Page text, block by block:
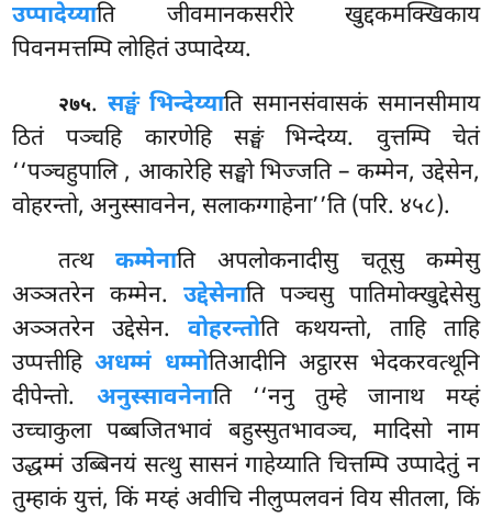
उप्पादेय्याति जीवमानकसरीरे खुद्दकमक्खिकाय
पिवनमत्तम्पि लोहितं उप्पादेय्य.
२७५. सङ्घं भिन्देय्याति समानसंवासकं समानसीमाय
ठितं पञ्चहि कारणेहि सङ्घं भिन्देय्य. वुत्तम्पि चेतं
‘‘पञ्चहुपालि , आकारेहि सङ्घो भिज्जति – कम्मेन, उद्देसेन,
वोहरन्तो, अनुस्सावनेन, सलाकग्गाहेना’’ति (परि. ४५८).
तत्थकम्मेनाति अपलोकनादीसु चतूसु कम्मेसु
अञ्ञतरेन कम्मेन. उद्देसेनाति पञ्चसु पातिमोक्खुद्देसेसु
अञ्ञतरेन उद्देसेन. वोहरन्तोति कथयन्तो, ताहि ताहि
उप्पत्तीहिअधम्मं धम्मोतिआदीनि अट्ठारस भेदकरवत्थूनि
दीपेन्तो. अनुस्सावनेनाति ‘‘ननु तुम्हे जानाथ मय्हं
उच्चाकुला पब्बजितभावं बहुस्सुतभावञ्च, मादिसो नाम
उद्धम्मं उब्बिनयं सत्थु सासनं गाहेय्याति चित्तम्पि उप्पादेतुं न
तुम्हाकं युत्तं, किं मय्हं अवीचि नीलुप्पलवनं विय सीतला, किं